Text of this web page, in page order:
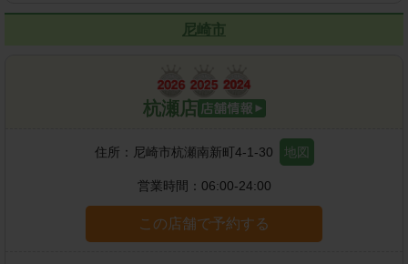
尼崎市
杭瀬店
住所： 尼崎市杭瀬南新町4-1-30 地図
営業時間： 06:00-24:00
この店舗で予約する